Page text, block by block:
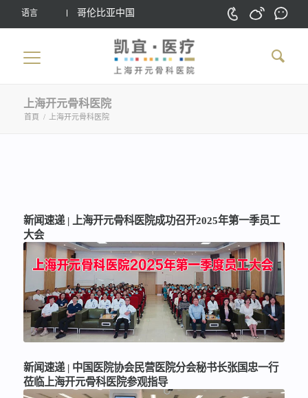
语言 哥伦比亚中国
上海开元骨科医院
首頁 / 上海开元骨科医院
新闻速递 | 上海开元骨科医院成功召开2025年第一季员工
大会
新闻速递 | 中国医院协会民营医院分会秘书长张国忠一行
莅临上海开元骨科医院参观指导